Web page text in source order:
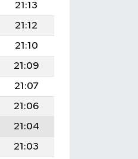
21:13
21:12
21:10
21:09
21:07
21:06
21:04
21:03